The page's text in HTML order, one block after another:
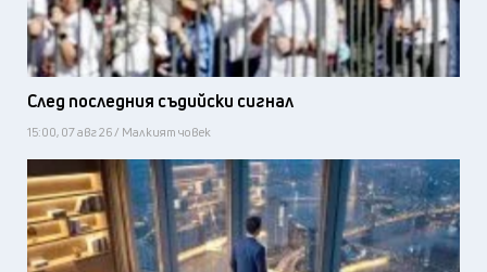
След последния съдийски сигнал
15:00, 07 авг 26 / Малкият човек